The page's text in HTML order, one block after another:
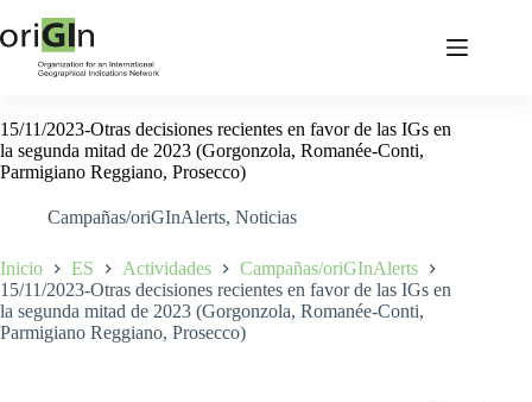
15/11/2023-Otras decisiones recientes en favor de las IGs en
la segunda mitad de 2023 (Gorgonzola, Romanée-Conti,
Parmigiano Reggiano, Prosecco)
Campañas/oriGInAlerts, Noticias
Inicio ES Actividades
Campañas/oriGInAlerts
15/11/2023-Otras decisiones recientes en favor de las IGs en
la segunda mitad de 2023 (Gorgonzola, Romanée-Conti,
Parmigiano Reggiano, Prosecco)